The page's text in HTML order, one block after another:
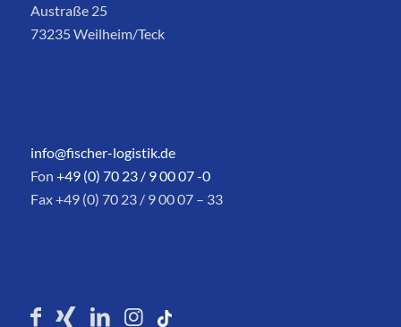
Austraße 25
73235 Weilheim/Teck
info@fischer-logistik.de
Fon +49 (0) 70 23 / 9 00 07 -0
Fax +49 (0) 70 23 / 9 00 07 – 33